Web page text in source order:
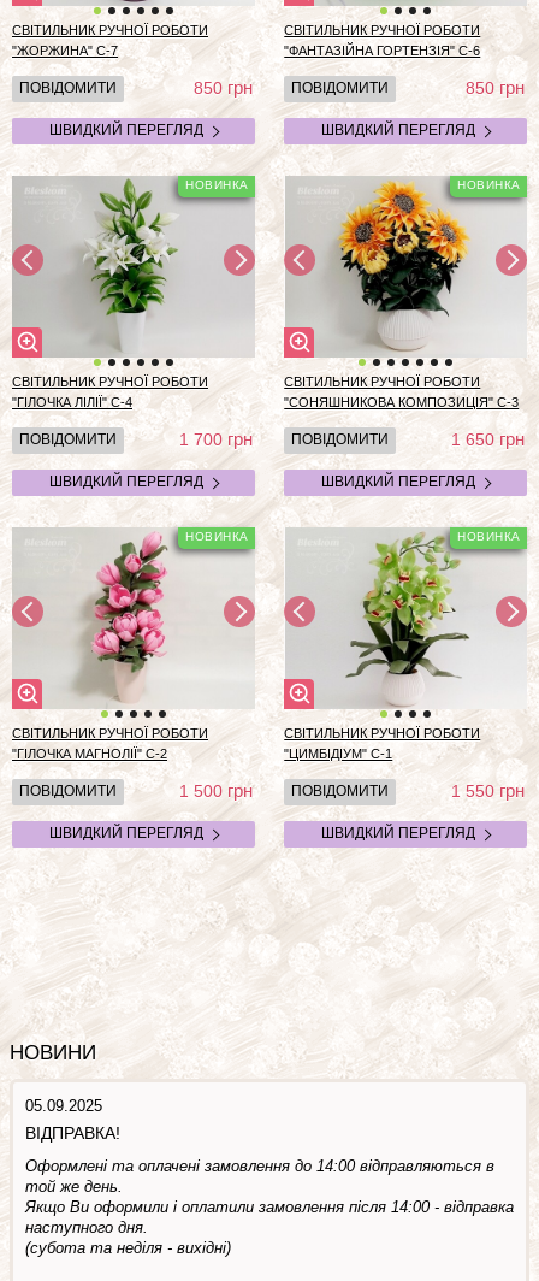
СВІТИЛЬНИК РУЧНОЇ РОБОТИ
"ЖОРЖИНА" С-7
ПОВІДОМИТИ 850грн
ШВИДКИЙ ПЕРЕГЛЯД
СВІТИЛЬНИК РУЧНОЇ РОБОТИ
"ФАНТАЗІЙНА ГОРТЕНЗІЯ" C-6
ПОВІДОМИТИ 850грн
ШВИДКИЙ ПЕРЕГЛЯД
СВІТИЛЬНИК РУЧНОЇ РОБОТИ
"ГІЛОЧКА ЛІЛІЇ" С-4
ПОВІДОМИТИ 1 700грн
ШВИДКИЙ ПЕРЕГЛЯД
СВІТИЛЬНИК РУЧНОЇ РОБОТИ
"СОНЯШНИКОВА КОМПОЗИЦІЯ" С-3
ПОВІДОМИТИ 1 650грн
ШВИДКИЙ ПЕРЕГЛЯД
СВІТИЛЬНИК РУЧНОЇ РОБОТИ
"ГІЛОЧКА МАГНОЛІЇ" С-2
ПОВІДОМИТИ 1 500грн
ШВИДКИЙ ПЕРЕГЛЯД
СВІТИЛЬНИК РУЧНОЇ РОБОТИ
"ЦИМБІДІУМ" С-1
ПОВІДОМИТИ 1 550грн
ШВИДКИЙ ПЕРЕГЛЯД
НОВИНИ
05.09.2025
ВІДПРАВКА!
Оформлені та оплачені замовлення до 14:00 відправляються в
той же день.
Якщо Ви оформили і оплатили замовлення після 14:00 - відправка
наступного дня.
(субота та недiля - вuхiднi)